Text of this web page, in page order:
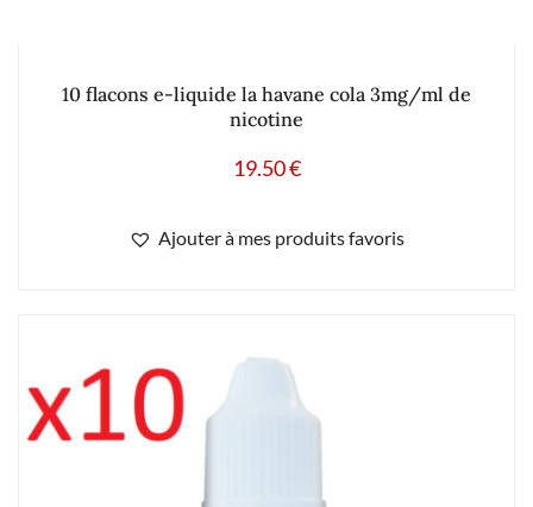
10 flacons e-liquide la havane cola 3mg/ml de
nicotine
19.50€
Ajouter à mes produits favoris